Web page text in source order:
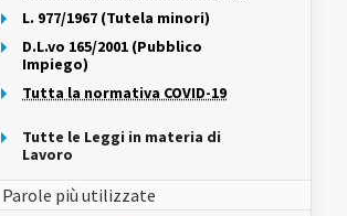
L. 977/1967 (Tutela minori)
D.L.vo 165/2001 (Pubblico
Impiego)
Tutta la normativa COVID-19
Tutte le Leggi in materia di
Lavoro
Parole più utilizzate